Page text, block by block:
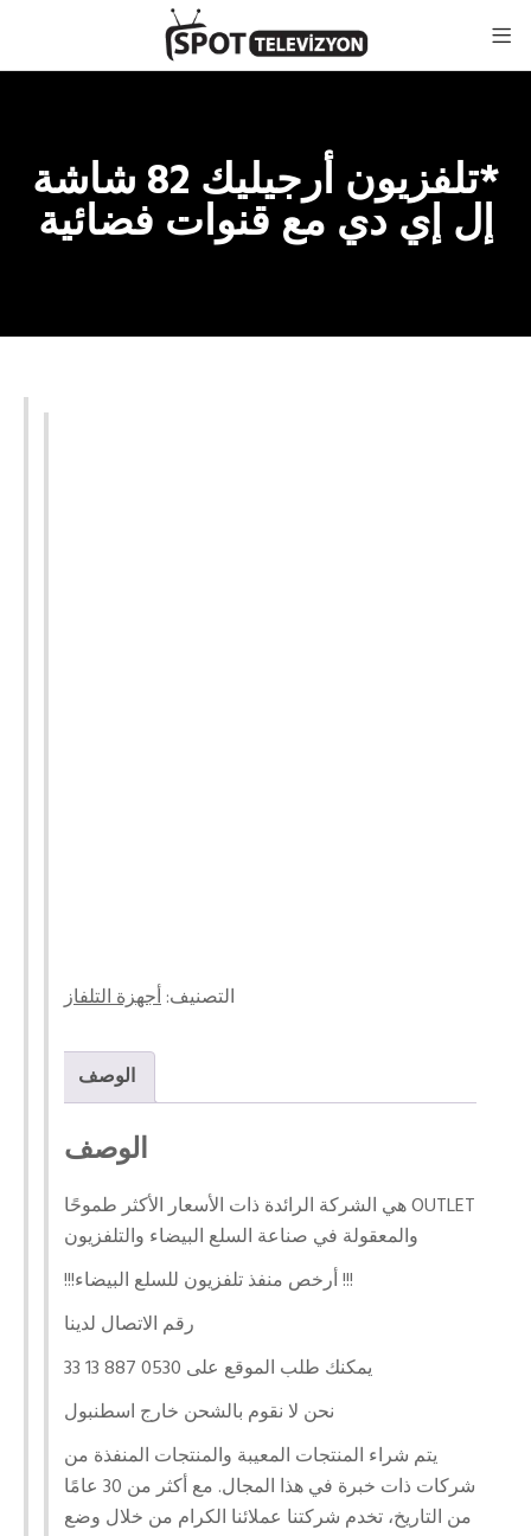
*تلفزيون أرجيليك 82 شاشة
إل إي دي مع قنوات فضائية
التصنيف:أجهزة التلفاز
الوصف
الوصف
OUTLET هي الشركة الرائدة ذات الأسعار الأكثر طموحًا
والمعقولة في صناعة السلع البيضاء والتلفزيون
!!! أرخص منفذ تلفزيون للسلع البيضاء!!!
رقم الاتصال لدينا
يمكنك طلب الموقع على 0530 887 13 33
نحن لا نقوم بالشحن خارج اسطنبول
يتم شراء المنتجات المعيبة والمنتجات المنفذة من
شركات ذات خبرة في هذا المجال. مع أكثر من 30 عامًا
من التاريخ، تخدم شركتنا عملائنا الكرام من خلال وضع